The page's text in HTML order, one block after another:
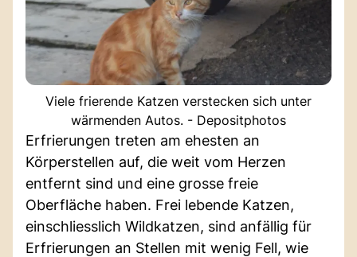
Viele frierende Katzen verstecken sich unter
wärmenden Autos. - Depositphotos
Erfrierungen treten am ehesten an
Körperstellen auf, die weit vom Herzen
entfernt sind und eine grosse freie
Oberfläche haben. Frei lebende Katzen,
einschliesslich Wildkatzen, sind anfällig für
Erfrierungen an Stellen mit wenig Fell, wie